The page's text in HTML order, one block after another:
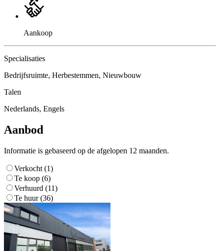
Aankoop
Specialisaties
Bedrijfsruimte, Herbestemmen, Nieuwbouw
Talen
Nederlands, Engels
Aanbod
Informatie is gebaseerd op de afgelopen 12 maanden.
Verkocht (1)
Te koop (6)
Verhuurd (11)
Te huur (36)